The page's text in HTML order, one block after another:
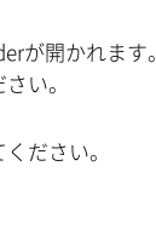
が開かれま
い。
ださい。